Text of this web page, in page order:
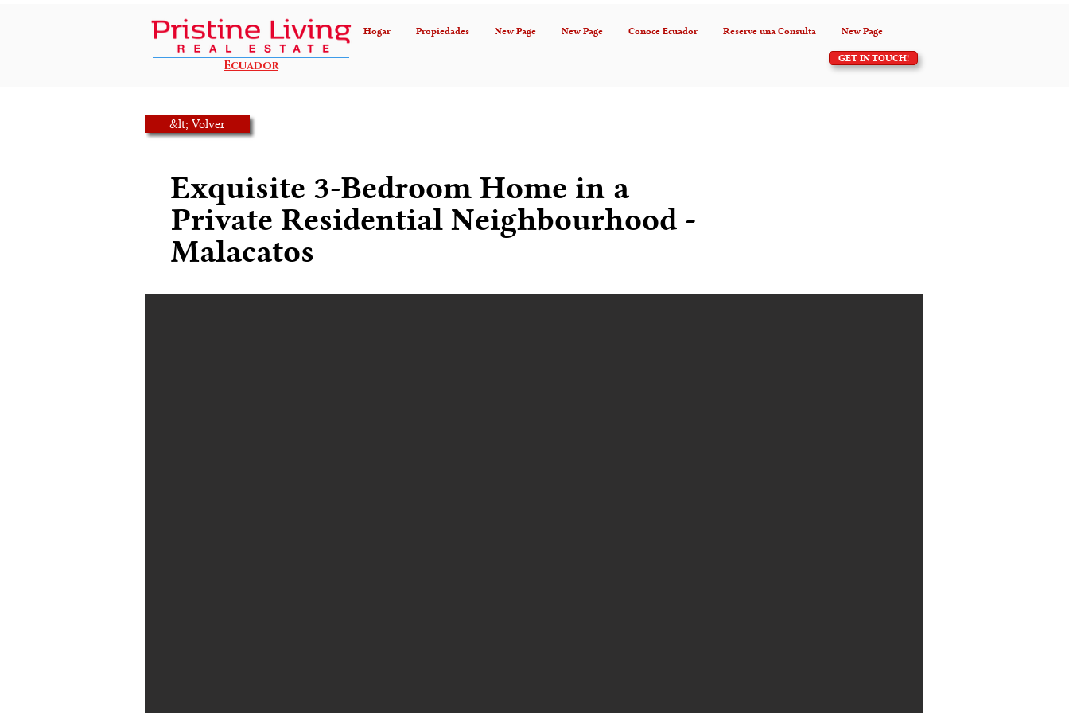
Ecuador
Hogar Propiedades New Page New Page Conoce Ecuador Reserve una Consulta New Page
GET IN TOUCH!
&lt; Volver
Exquisite 3-Bedroom Home in a
Private Residential Neighbourhood -
Malacatos